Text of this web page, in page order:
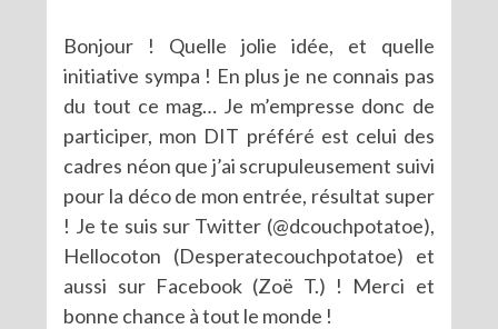
Bonjour ! Quelle jolie idée, et quelle
initiative sympa ! En plus je ne connais pas
du tout ce mag… Je m’empresse donc de
participer, mon DIT préféré est celui des
cadres néon que j’ai scrupuleusement suivi
pour la déco de mon entrée, résultat super
! Je te suis sur Twitter (@dcouchpotatoe),
Hellocoton (Desperatecouchpotatoe) et
aussi sur Facebook (Zoë T.) ! Merci et
bonne chance à tout le monde !